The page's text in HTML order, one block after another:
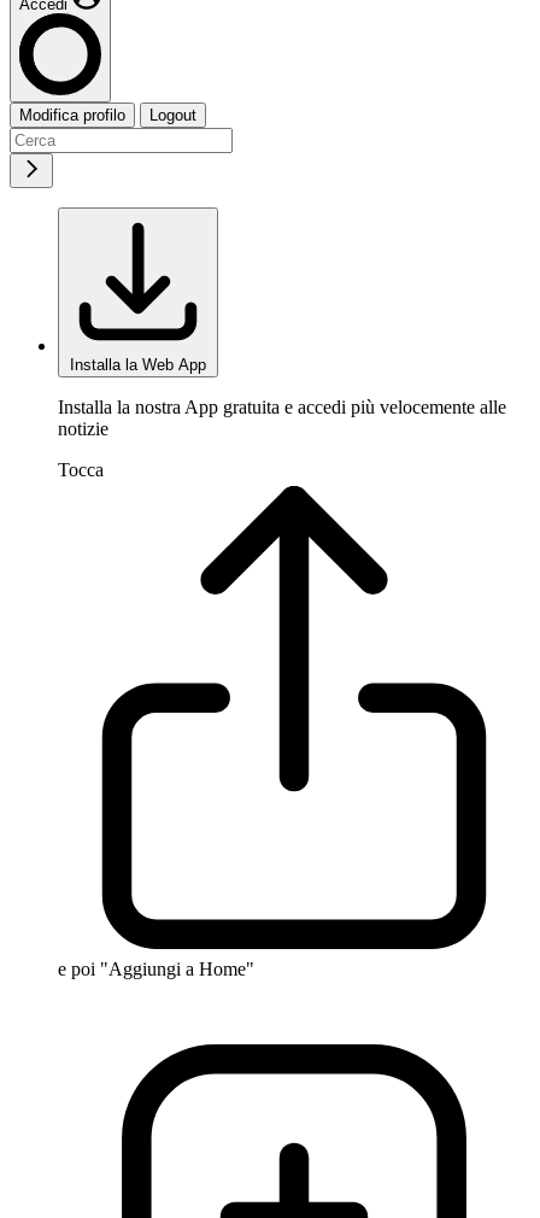
Accedi
Modifica profilo Logout
Installa la Web App
Installa la nostra App gratuita e accedi più velocemente alle
notizie
Tocca
e poi "Aggiungi a Home"